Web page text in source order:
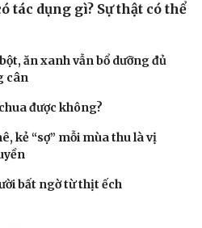
tác dụng gì? Sự thật có thể
ăn xanh vẫn bổ dưỡng đủ
cân
được không?
kẻ “sợ” mỗi mùa thu là vị
bất ngờ từ thịt ếch